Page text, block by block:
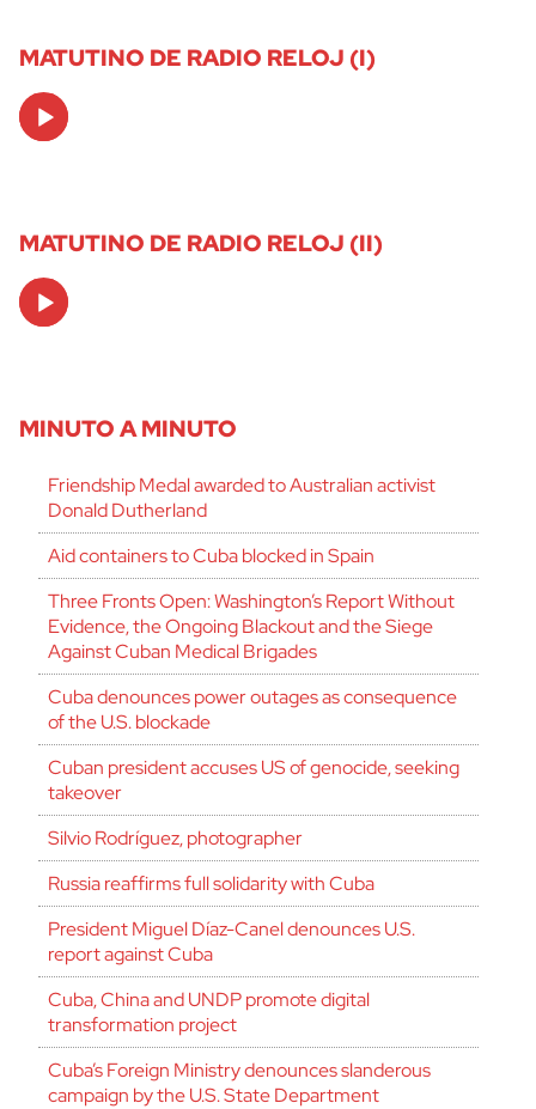
MATUTINO DE RADIO RELOJ (I)
Audio
Player
MATUTINO DE RADIO RELOJ (II)
Audio
Player
MINUTO A MINUTO
Friendship Medal awarded to Australian activist
Donald Dutherland
Aid containers to Cuba blocked in Spain
Three Fronts Open: Washington’s Report Without
Evidence, the Ongoing Blackout and the Siege
Against Cuban Medical Brigades
Cuba denounces power outages as consequence
of the U.S. blockade
Cuban president accuses US of genocide, seeking
takeover
Silvio Rodríguez, photographer
Russia reaffirms full solidarity with Cuba
President Miguel Díaz-Canel denounces U.S.
report against Cuba
Cuba, China and UNDP promote digital
transformation project
Cuba’s Foreign Ministry denounces slanderous
campaign by the U.S. State Department